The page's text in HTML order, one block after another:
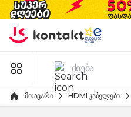
Skip to Content
მთავარი HDMI კაბელები